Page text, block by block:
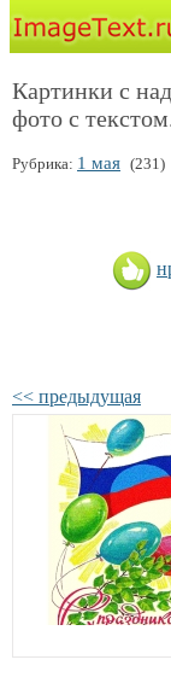
Картинки с
фото с
Рубрика: 1 мая (231)
<< предыдущая